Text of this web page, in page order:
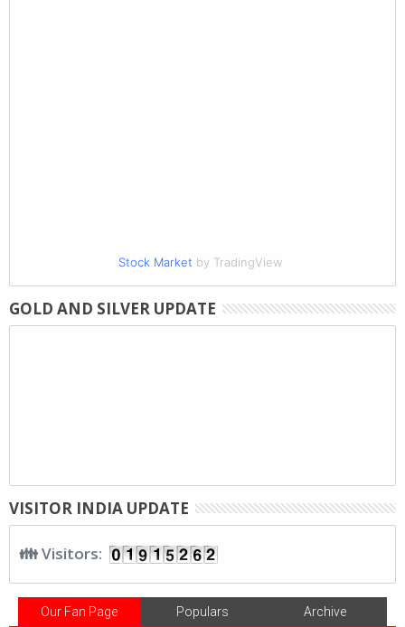
Stock Market by TradingView
GOLD AND SILVER UPDATE
VISITOR INDIA UPDATE
👪 Visitors:
Our Fan Page Populars Archive